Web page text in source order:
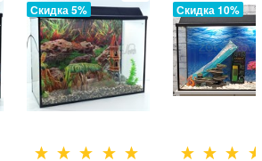
Скидка 5%
Скидка 10%